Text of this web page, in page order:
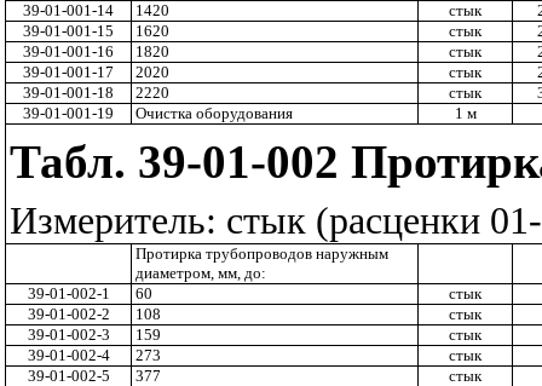
39-01-001-14
1420 стык
39-01-001-15
1620 стык
39-01-001-16
1820 стык
39-01-001-17
2020 стык
39-01-001-18
2220 стык
39-01-001-19
Очистка оборудования 1 м
Табл. 39-01-002
Измеритель: стык (расценки
Протирка трубопроводов наружным
диаметром, мм, до:
39-01-002-1
60 стык
39-01-002-2
108 стык
39-01-002-3
159 стык
39-01-002-4
273 стык
39-01-002-5
377 стык